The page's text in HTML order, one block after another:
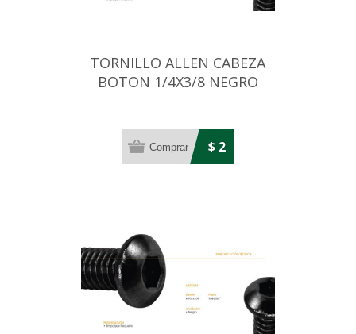
TORNILLO ALLEN CABEZA
BOTON 1/4X3/8 NEGRO
$ 2